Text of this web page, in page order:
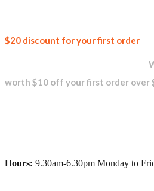
$20 discount for your first order
worth $10 off your first order over
Hours: 9.30am-6.30pm Monday to